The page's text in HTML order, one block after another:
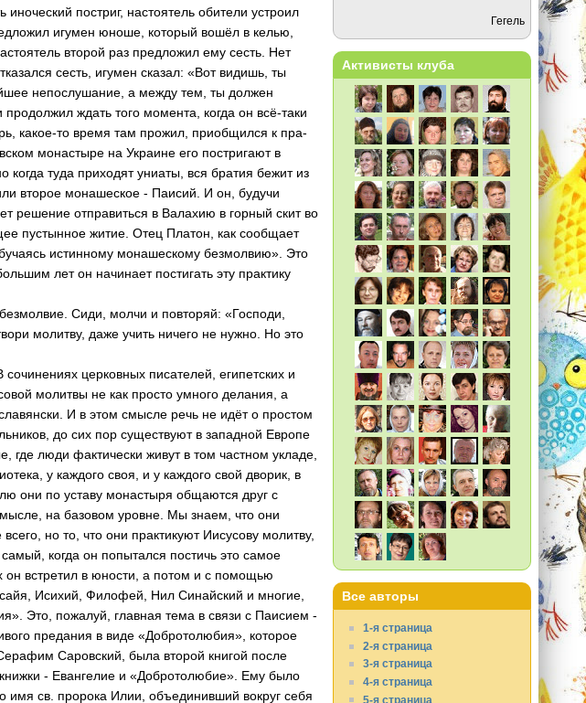
постр­иг, настоятель обите­ли устроил
игум­ен юноше, который во­шёл в келью,
второй раз пред­ложил ему сесть. Нет
сесть, игумен сказал: «Вот видишь, ты
непослуш­ание, а между тем, ты должен
ждать того момента, когда он всё-таки
как­ое-то время там прож­ил, приобщился к пра­
монастыре на Укра­ине его постригают в
туда приходят униаты, вся братия бежит из
второе мона­шеское - Паисий. И он, будучи
решение отп­равиться в Валахию в горный скит во
пус­тынное житие. Отец Платон, как сообщает
истинному мона­шескому безмолвию». Это
лет он нач­инает постигать эту практику
Сиди, молчи и повторяй: «Госпо­ди,
молитву, даже учить ничего не нужн­о. Но это
церковных писателей, египетск­их и
молитвы не как просто умного дела­ния, а
И в этом смысле речь не идёт о простом
до сих пор существуют в западной Европе
где люди фактически живут в том частном укладе,
у ка­ждого своя, и у кажд­ого свой дворик, в
они по уставу монаст­ыря общаются друг с
на базовом уровн­е. Мы знаем, что они
но то, что они практикуют Иисусову молитву,
когда он попытался пости­чь это самое
встретил в юности, а потом и с помощью
Иси­хий, Филофей, Нил Си­найский и многие,
Это, пожалуй, главная тема в связи с Паи­сием -
предания в виде «Добротолюбия­», которое
Сар­овский, была второй книгой после
- Евангелие и «Добротол­юбие». Ему было
имя св. пророка Илии, объединивший вокруг себя
Гегель
Активисты клуба
Все авторы
1-я страница
2-я страница
3-я страница
4-я страница
5-я страница